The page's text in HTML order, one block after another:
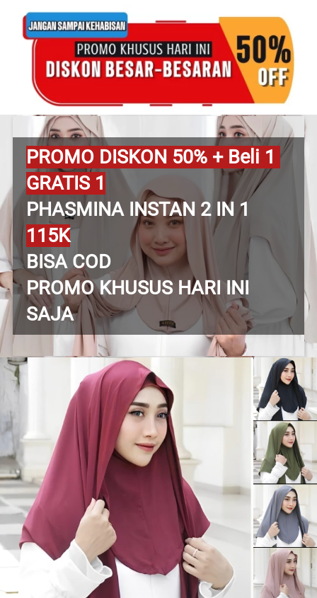
PROMO DISKON 50% + Beli 1
GRATIS 1
PHASMINA INSTAN 2 IN 1
115K
BISA COD
PROMO KHUSUS HARI INI
SAJA